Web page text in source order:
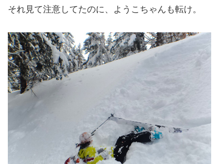
それ見て注意してたのに、ようこちゃんも転け。